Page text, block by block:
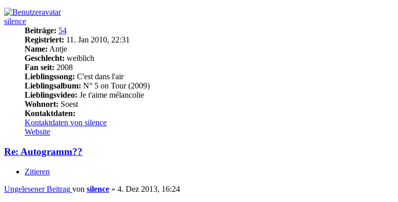
silence
Beiträge: 54
Registriert: 11. Jan 2010, 22:31
Name: Antje
Geschlecht: weiblich
Fan seit: 2008
Lieblingssong: C'est dans l'air
Lieblingsalbum: N° 5 on Tour (2009)
Lieblingsvideo: Je t'aime mélancolie
Wohnort: Soest
Kontaktdaten:
Kontaktdaten von silence
Website
Re: Autogramm??
Zitieren
Ungelesener Beitrag von silence » 4. Dez 2013, 16:24